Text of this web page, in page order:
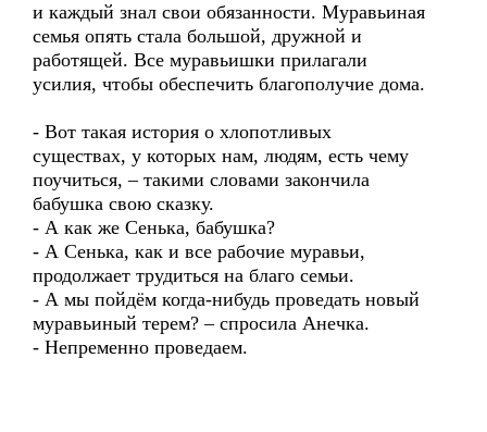
и каждый знал свои обязанности. Муравьиная
семья опять стала большой, дружной и
работящей. Все муравьишки прилагали
усилия, чтобы обеспечить благополучие дома.
- Вот такая история о хлопотливых
существах, у которых нам, людям, есть чему
поучиться, – такими словами закончила
бабушка свою сказку.
- А как же Сенька, бабушка?
- А Сенька, как и все рабочие муравьи,
продолжает трудиться на благо семьи.
- А мы пойдём когда-нибудь проведать новый
муравьиный терем? – спросила Анечка.
- Непременно проведаем.